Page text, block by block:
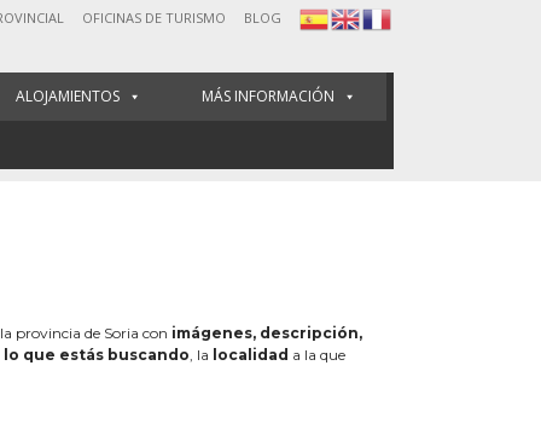
OFICINAS DE TURISMO BLOG
ALOJAMIENTOS MÁS INFORMACIÓN
provincia de Soria con imágenes, descripción,
lo que estás buscando, la localidad a la que